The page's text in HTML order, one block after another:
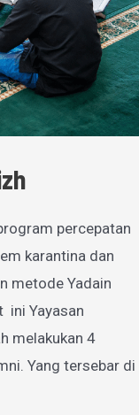
percepatan
karantina dan
metode Yadain
ini Yayasan
melakukan 4
Yang tersebar di